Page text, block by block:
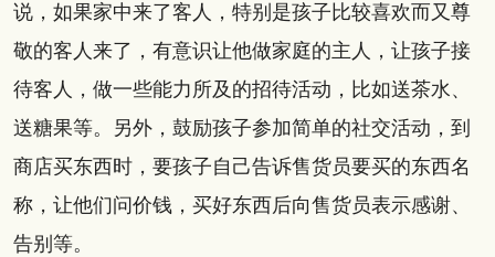
说，如果家中来了客人，特别是孩子比较喜欢而又尊
敬的客人来了，有意识让他做家庭的主人，让孩子接
待客人，做一些能力所及的招待活动，比如送茶水、
送糖果等。另外，鼓励孩子参加简单的社交活动，到
商店买东西时，要孩子自己告诉售货员要买的东西名
称，让他们问价钱，买好东西后向售货员表示感谢、
告别等。